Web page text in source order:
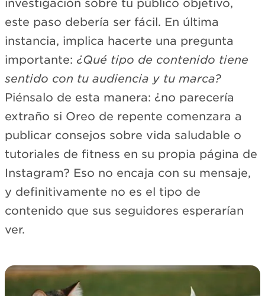
investigación sobre tu público objetivo,
este paso debería ser fácil. En última
instancia, implica hacerte una pregunta
importante: ¿Qué tipo de contenido tiene
sentido con tu audiencia y tu marca?
Piénsalo de esta manera: ¿no parecería
extraño si Oreo de repente comenzara a
publicar consejos sobre vida saludable o
tutoriales de fitness en su propia página de
Instagram? Eso no encaja con su mensaje,
y definitivamente no es el tipo de
contenido que sus seguidores esperarían
ver.